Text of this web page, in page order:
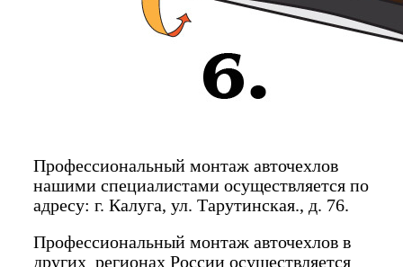
Профессиональный монтаж авточехлов
нашими специалистами осуществляется по
адресу: г. Калуга, ул. Тарутинская., д. 76.
Профессиональный монтаж авточехлов в
других регионах России осуществляется